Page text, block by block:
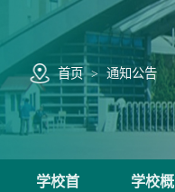
首页 > 通知公告
学校首
学校概